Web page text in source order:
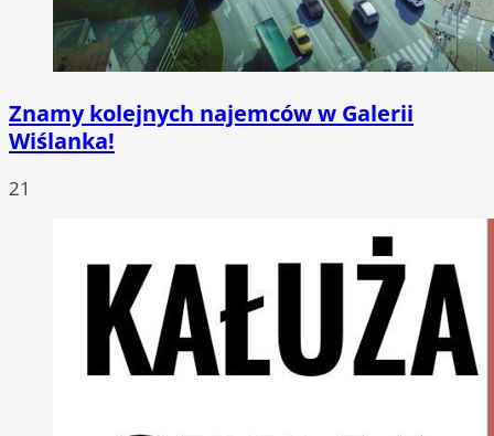
Znamy kolejnych najemców w Galerii
Wiślanka!
21